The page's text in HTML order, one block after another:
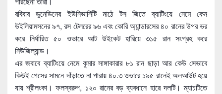
রবিবার ডুনেডিনের ইউনিভার্সিটি মাঠে টস জিতে ব্যাটিংয়ে নেমে কেন
উইলিয়ামসনের ৯৭, রস টেলরের ৯৬ এবং কোরি অ্যান্ডারসের ৪০ রানের উপর ভর
করে নির্ধারিত ৫০ ওভারে আট উইকেট হারিয়ে ৩১৫ রান সংগ্রহ করে
নিউজিল্যান্ড।
এর জবাবে ব্যাটিংয়ে নেমে কুমার সাঙ্গাকারার ৮১ রান ছাড়া আর কেউ সেভাবে
কিউই পেসের সামনে দাঁড়াতে না পারায় ৪০.৩ ওভারে ১৯৫ রানেই অলআউট হয়ে
যায় শ্রীলংকা। ফলস্বরুপ, ১২০ রানের বড় ব্যবধানে হারে দলটি। ম্যাচটিতে